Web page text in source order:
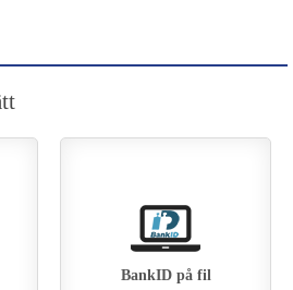
BankID på fil